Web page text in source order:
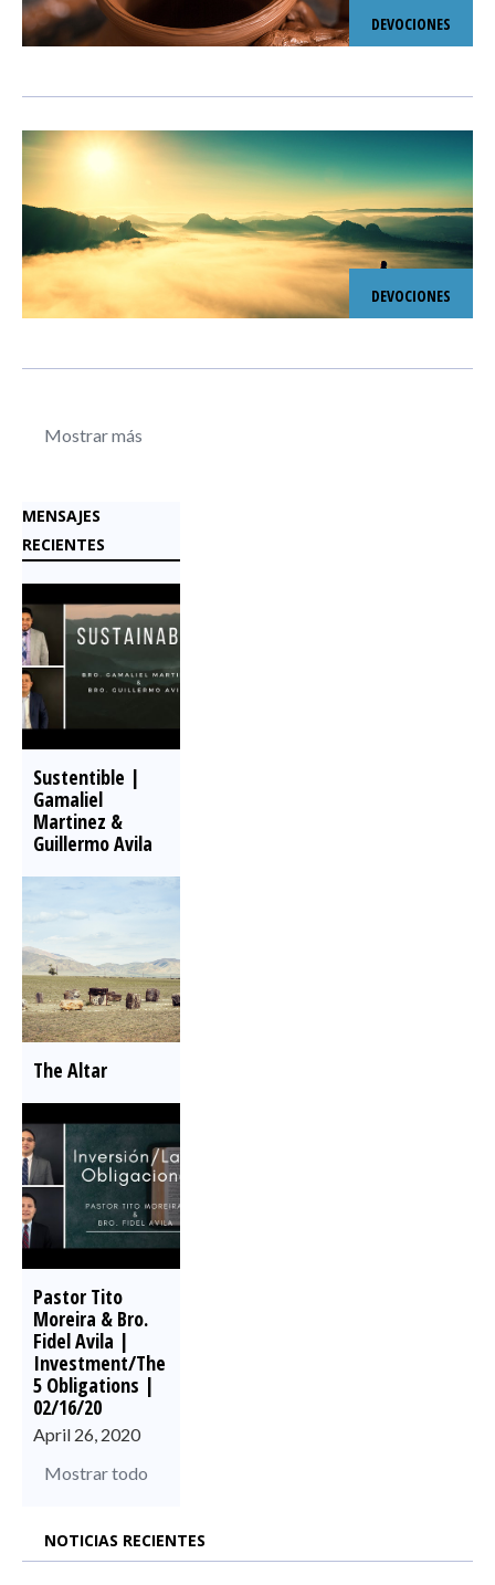
DEVOCIONES
DEVOCIONES
Mostrar más
MENSAJES
RECIENTES
Sustentible |
Gamaliel
Martinez &
Guillermo Avila
The Altar
Pastor Tito
Moreira & Bro.
Fidel Avila |
Investment/The
5 Obligations |
02/16/20
April 26, 2020
Mostrar todo
NOTICIAS RECIENTES